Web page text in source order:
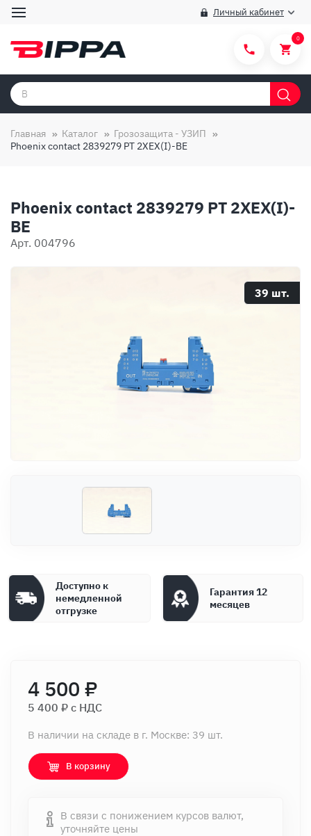
Личный кабинет
Категории товаров
Способы покупки
Вопросы и ответы
О компании
0
Главная Каталог
Грозозащита - УЗИП
Phoenix contact 2839279 PT 2XEX(I)-BE
Phoenix contact 2839279 PT 2XEX(I)-
BE
Арт. 004796
39 шт.
Доступно к
немедленной
отгрузке
Гарантия 12
месяцев
4 500 ₽
5 400 ₽ c НДС
В наличии на складе в г. Москве: 39 шт.
В корзину
В связи с понижением курсов валют,
уточняйте цены